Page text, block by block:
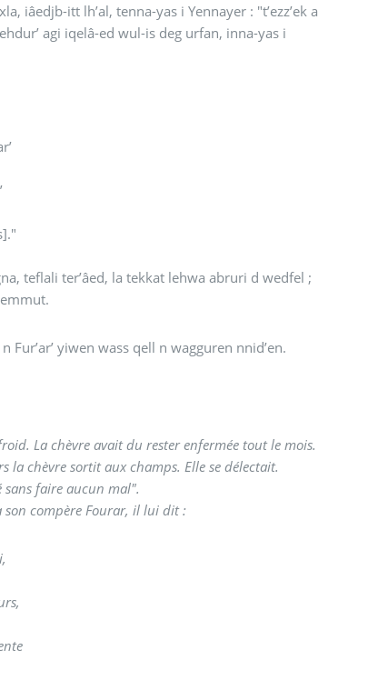
iâedjb-itt lh’al, tenna-yas i Yennayer : "t’ezz’ek a
agi iqelâ-ed wul-is deg urfan, inna-yas i
teflali ter’âed, la tekkat lehwa abruri d wedfel ;
yiwen wass qell n wagguren nnid’en.
La chèvre avait du rester enfermée tout le mois.
la chèvre sortit aux champs. Elle se délectait.
sans faire aucun mal".
son compère Fourar, il lui dit :